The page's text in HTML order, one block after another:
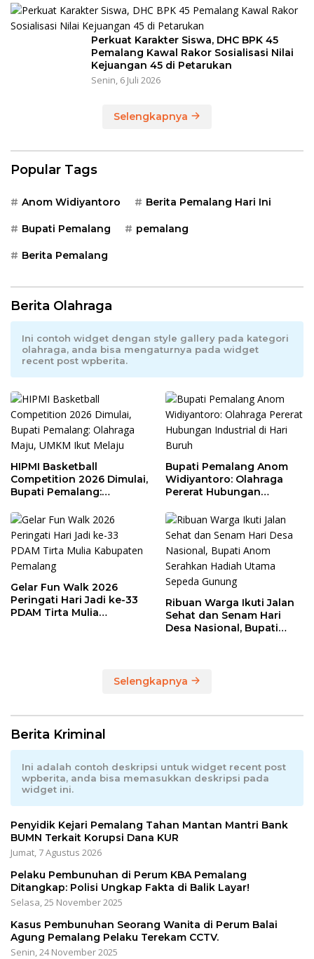
Perkuat Karakter Siswa, DHC BPK 45
Pemalang Kawal Rakor Sosialisasi Nilai
Kejuangan 45 di Petarukan
Senin, 6 Juli 2026
Selengkapnya
Popular Tags
Anom Widiyantoro Berita Pemalang Hari Ini
Bupati Pemalang pemalang
Berita Pemalang
Berita Olahraga
Ini contoh widget dengan style gallery pada kategori
olahraga, anda bisa mengaturnya pada widget
recent post wpberita.
HIPMI Basketball
Competition 2026 Dimulai,
Bupati Pemalang:
Melaju
Bupati Pemalang Anom
Widiyantoro: Olahraga
Pererat Hubungan
Gelar Fun Walk 2026
Peringati Hari Jadi ke-33
PDAM Tirta Mulia
Ribuan Warga Ikuti Jalan
Sehat dan Senam Hari
Desa Nasional, Bupati
Selengkapnya
Berita Kriminal
Ini adalah contoh deskripsi untuk widget recent post
wpberita, anda bisa memasukkan deskripsi pada
widget ini.
Penyidik Kejari Pemalang Tahan Mantan Mantri Bank
BUMN Terkait Korupsi Dana KUR
Jumat, 7 Agustus 2026
Pelaku Pembunuhan di Perum KBA Pemalang
Ditangkap: Polisi Ungkap Fakta di Balik Layar!
Selasa, 25 November 2025
Kasus Pembunuhan Seorang Wanita di Perum Balai
Agung Pemalang Pelaku Terekam CCTV.
Senin, 24 November 2025